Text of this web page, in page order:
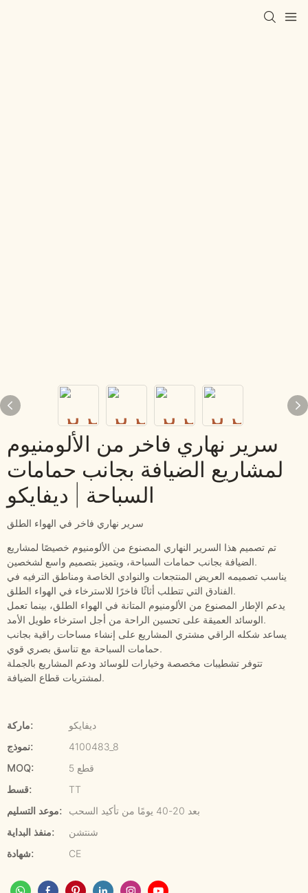
سرير نهاري فاخر من الألومنيوم
لمشاريع الضيافة بجانب حمامات
السباحة | ديفايكو
سرير نهاري فاخر في الهواء الطلق
تم تصميم هذا السرير النهاري المصنوع من الألومنيوم خصيصًا لمشاريع
الضيافة بجانب حمامات السباحة، ويتميز بتصميم واسع لشخصين.
يناسب تصميمه العريض المنتجعات والنوادي الخاصة ومناطق الترفيه في
الفنادق التي تتطلب أثاثًا فاخرًا للاسترخاء في الهواء الطلق.
يدعم الإطار المصنوع من الألومنيوم المتانة في الهواء الطلق، بينما تعمل
الوسائد العميقة على تحسين الراحة من أجل استرخاء طويل الأمد.
يساعد شكله الراقي مشتري المشاريع على إنشاء مساحات راقية بجانب
حمامات السباحة مع تناسق بصري قوي.
تتوفر تشطيبات مخصصة وخيارات للوسائد ودعم المشاريع بالجملة
لمشتريات قطاع الضيافة.
ماركة:
ديفايكو
نموذج:
4100483_8
MOQ:
5 قطع
قسط:
TT
موعد التسليم:
بعد 20-40 يومًا من تأكيد السحب
منفذ البداية:
شنتشن
شهادة:
CE